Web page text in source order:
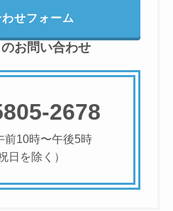
せフォーム
お問い合わせ
2678
前10時〜午後5時
日を除く）